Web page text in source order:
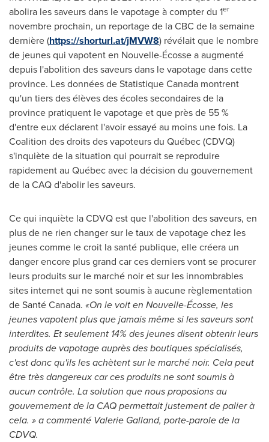
abolira les saveurs dans le vapotage à compter du 1er
novembre prochain, un reportage de la CBC de la semaine
dernière (https://shorturl.at/jMVW8) révélait que le nombre
de jeunes qui vapotent en Nouvelle-Écosse a augmenté
depuis l'abolition des saveurs dans le vapotage dans cette
province. Les données de Statistique Canada montrent
qu'un tiers des élèves des écoles secondaires de la
province pratiquent le vapotage et que près de 55 %
d'entre eux déclarent l'avoir essayé au moins une fois. La
Coalition des droits des vapoteurs du Québec (CDVQ)
s'inquiète de la situation qui pourrait se reproduire
rapidement au Québec avec la décision du gouvernement
de la CAQ d'abolir les saveurs.
Ce qui inquiète la CDVQ est que l'abolition des saveurs, en
plus de ne rien changer sur le taux de vapotage chez les
jeunes comme le croit la santé publique, elle créera un
danger encore plus grand car ces derniers vont se procurer
leurs produits sur le marché noir et sur les innombrables
sites internet qui ne sont soumis à aucune règlementation
de SantéCanada. «On le voit en Nouvelle-Écosse, les
jeunes vapotent plus que jamais même si les saveurs sont
interdites. Et seulement 14% des jeunes disent obtenir leurs
produits de vapotage auprès des boutiques spécialisés,
c'est donc qu'ils les achètent sur le marché noir. Cela peut
être très dangereux car ces produits ne sont soumis à
aucun contrôle. La solution que nous proposions au
gouvernement de la CAQ permettait justement de palier à
cela. » a commenté Valerie Galland, porte-parole de la
CDVQ.